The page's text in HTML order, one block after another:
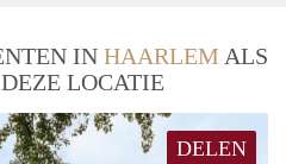
IN HAARLEM ALS
LOCATIE
DELEN